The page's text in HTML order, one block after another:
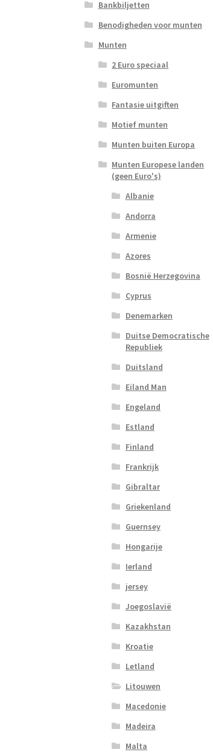
Bankbiljetten
Benodigheden voor munten
Munten
2 Euro speciaal
Euromunten
Fantasie uitgiften
Motief munten
Munten buiten Europa
Munten Europese landen
(geen Euro's)
Albanie
Andorra
Armenie
Azores
Bosnië Herzegovina
Cyprus
Denemarken
Duitse Democratische
Republiek
Duitsland
Eiland Man
Engeland
Estland
Finland
Frankrijk
Gibraltar
Griekenland
Guernsey
Hongarije
Ierland
jersey
Joegoslavië
Kazakhstan
Kroatie
Letland
Litouwen
Macedonie
Madeira
Malta